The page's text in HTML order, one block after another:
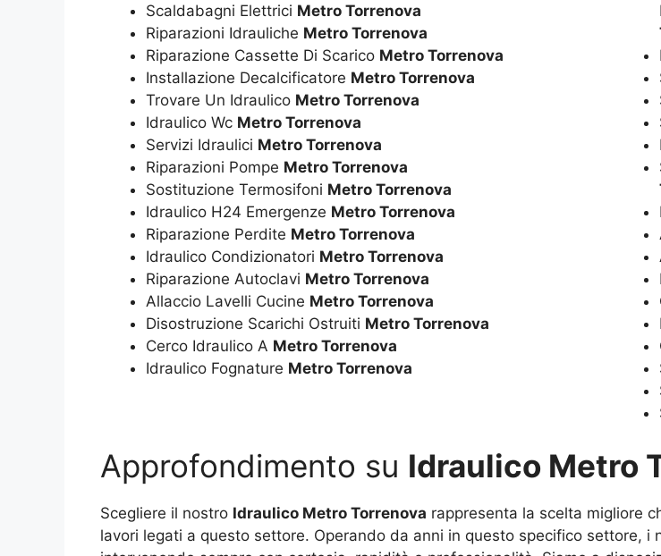
Scaldabagni Elettrici Metro Torrenova
Riparazioni Idrauliche Metro Torrenova
Riparazione Cassette Di Scarico Metro Torrenova
Installazione Decalcificatore Metro Torrenova
Trovare Un Idraulico Metro Torrenova
Idraulico Wc Metro Torrenova
Servizi Idraulici Metro Torrenova
Riparazioni Pompe Metro Torrenova
Sostituzione Termosifoni Metro Torrenova
Idraulico H24 Emergenze Metro Torrenova
Riparazione Perdite Metro Torrenova
Idraulico Condizionatori Metro Torrenova
Riparazione Autoclavi Metro Torrenova
Allaccio Lavelli Cucine Metro Torrenova
Disostruzione Scarichi Ostruiti Metro Torrenova
Cerco Idraulico A Metro Torrenova
Idraulico Fognature Metro Torrenova
Approfondimento su Idraulico Metro
Scegliere il nostro Idraulico Metro Torrenova rappresenta la scelta migliore
lavori legati a questo settore. Operando da anni in questo specifico settore,